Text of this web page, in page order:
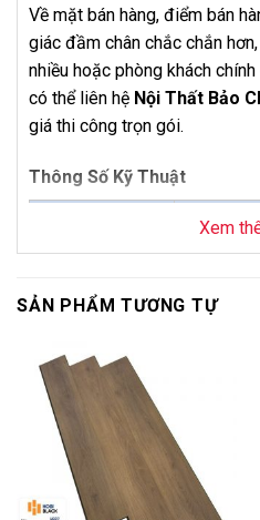
Về mặt bán hàng, điểm bán
giác đầm chân chắc chắn
nhiều hoặc phòng khách
có thể liên hệ Nội Thất Bảo
giá thi công trọn gói.
Thông Số Kỹ Thuật
Chi tiết
Sàn Gỗ
Mã sản phẩm H681
Thương hiệu
Loại sản phẩm Sàn gỗ
Độ dày 12mm +
Kích thước 1220 x
Số lượng
Xem
SẢN PHẨM TƯƠNG TỰ